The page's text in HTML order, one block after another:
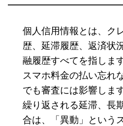
個人信用情報とは、ク
歴、延滞履歴、返済状
融履歴すべてを指します
スマホ料金の払い忘れ
でも審査には影響します
繰り返される延滞、長
合は、「異動」という